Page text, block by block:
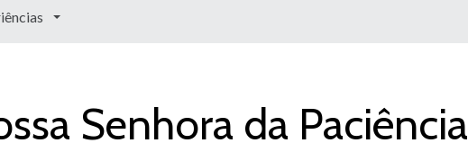
Senhora da Paciência